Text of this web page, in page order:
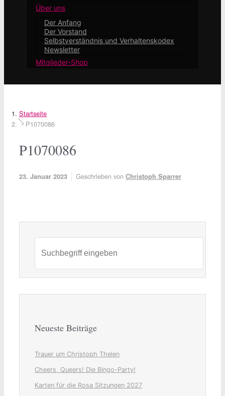
Über uns
Der Anfang
Der Vorstand
Selbstverständnis und Verhaltenskodex
Newsletter
Mitglieder-Shop
Startseite
P1070086
P1070086
23. Januar 2023 Geschrieben von Christoph Sparrer
Neueste Beiträge
Trauer um Christoph Thelen
Cheers, Queers! Die Bingo-Party!
Karten für die Rosa Sitzungen 2027